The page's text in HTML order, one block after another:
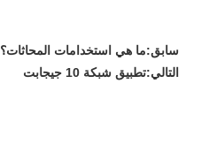
سابق:ما هي استخدامات المحاثات؟
التالي:تطبيق شبكة 10 جيجابت